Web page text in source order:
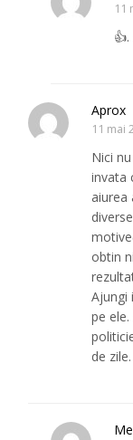
11
Aprox
11 mai
Nici
invata
aiurea
diverse
obtin
Ajungi
pe
de zile.